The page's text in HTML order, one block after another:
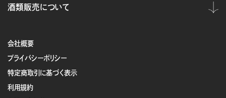
会社概要
プライバシーポリシー
特定商取引に基づく表示
利用規約
酒類販売について